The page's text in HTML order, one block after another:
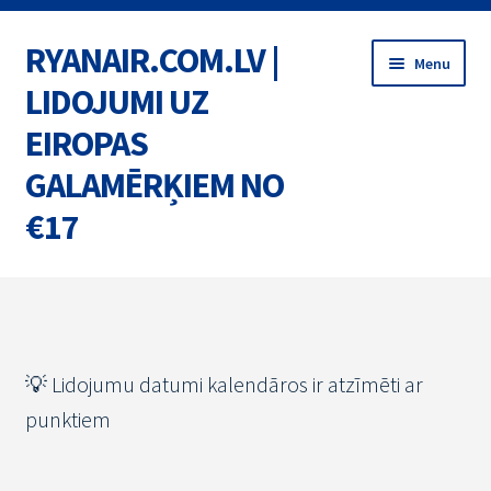
Skip
to
navigation
Skip
to
content
RYANAIR.COM.LV |
LIDOJUMI UZ
EIROPAS
GALAMĒRĶIEM NO
€17
Menu
MARŠRUTI
💡 Lidojumu datumi kalendāros ir atzīmēti ar
punktiem